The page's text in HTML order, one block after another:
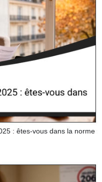
: êtes-vous dans la norme